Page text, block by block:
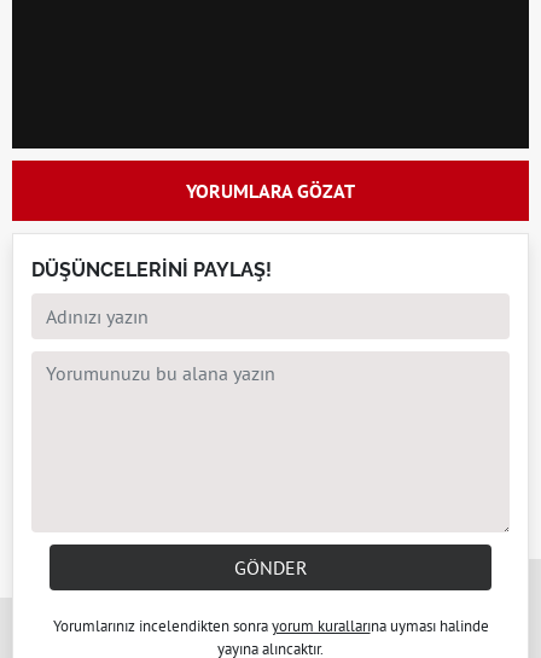
YORUMLARA GÖZAT
DÜŞÜNCELERİNİ PAYLAŞ!
GÖNDER
Yorumlarınız incelendikten sonrayorum kurallarına uyması halinde
yayına alıncaktır.